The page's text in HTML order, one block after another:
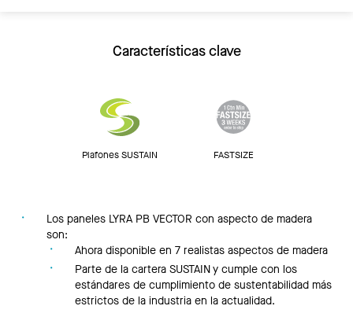
Características clave
Plafones SUSTAIN FASTSIZE
Los paneles LYRA PB VECTOR con aspecto de madera
son:
Ahora disponible en 7 realistas aspectos de madera
Parte de la cartera SUSTAIN y cumple con los
estándares de cumplimiento de sustentabilidad más
estrictos de la industria en la actualidad.